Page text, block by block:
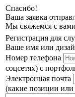
Спасибо!
Ваша заявка
Мы свяжемся с
Регистрация для
Ваше имя или
Номер телефона
соцсетях) с
Электронная почта
(какие позиции